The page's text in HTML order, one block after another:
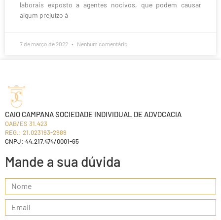
laborais exposto a agentes nocivos, que podem causar
algum prejuízo à
7 de março de 2022 Nenhum comentário
Mande a sua dúvida
CAIO CAMPANA SOCIEDADE INDIVIDUAL DE ADVOCACIA
OAB/ES 31.423
REG.: 21.023193-2989
CNPJ: 44.217.474/0001-65